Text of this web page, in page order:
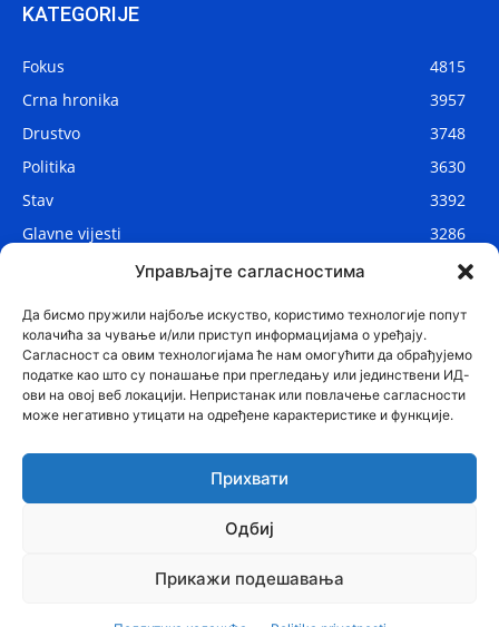
Управљајте сагласностима
Да бисмо пружили најбоље искуство, користимо технологије попут
колачића за чување и/или приступ информацијама о уређају.
Сагласност са овим технологијама ће нам омогућити да обрађујемо
податке као што су понашање при прегледању или јединствени ИД-
ови на овој веб локацији. Непристанак или повлачење сагласности
може негативно утицати на одређене карактеристике и функције.
Прихвати
Одбиј
Прикажи подешавања
KATEGORIJE
Fokus
4815
Crna hronika
3957
Drustvo
3748
Politika
3630
Stav
3392
Glavne vijesti
3286
2908